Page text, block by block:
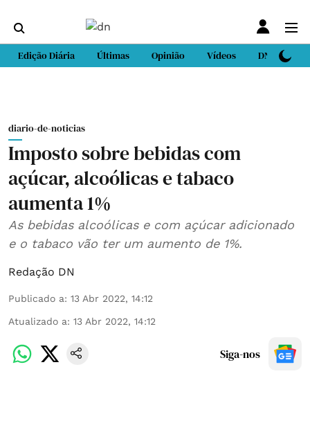
Edição Diária Últimas Opinião Vídeos DN Sport
diario-de-noticias
Imposto sobre bebidas com
açúcar, alcoólicas e tabaco
aumenta 1%
As bebidas alcoólicas e com açúcar adicionado
e o tabaco vão ter um aumento de 1%.
Redação DN
Publicado a: 13 Abr 2022, 14:12
Atualizado a: 13 Abr 2022, 14:12
Siga-nos